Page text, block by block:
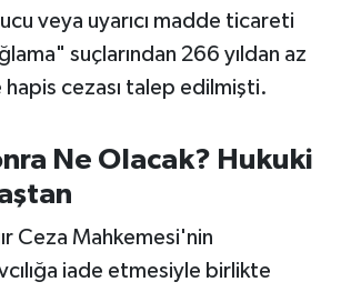
veya uyarıcı madde ticareti
suçlarından 266 yıldan az
cezası talep edilmişti.
Ne Olacak? Hukuki
Ceza Mahkemesi'nin
iade etmesiyle birlikte